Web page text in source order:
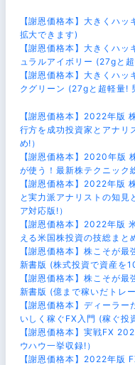
【謝恩価格本】大きくハ
拡大できます)
【謝恩価格本】大きくハ
ュラルアイボリー (27gと
【謝恩価格本】大きくハ
クグリーン (27gと超軽量!
【謝恩価格本】2022年版
行方を成功投資家とアナリ
め!）
【謝恩価格本】2020年版
が使う！最新株テクニック
【謝恩価格本】2022年版
と実力派アナリストの知見
ア対応版!）
【謝恩価格本】2022年版
える米国株投資の技総まと
【謝恩価格本】株こそが
新書版 (株式投資で資産を
【謝恩価格本】株こそが
新書版 (億まで稼いだトレ
【謝恩価格本】ディーラ
いしく稼ぐFX入門 (稼ぐ投
【謝恩価格本】実戦FX
ウハウ一挙収録!）
【謝恩価格本】2022年版